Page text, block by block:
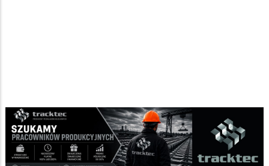
Ścieżka
nawigacyjna
Strona główna Wiadomości/Z życia miasta/
Eko-punkty na suwalskich bazarach
FacebookPinterest Tumblr
0 Reddit Share